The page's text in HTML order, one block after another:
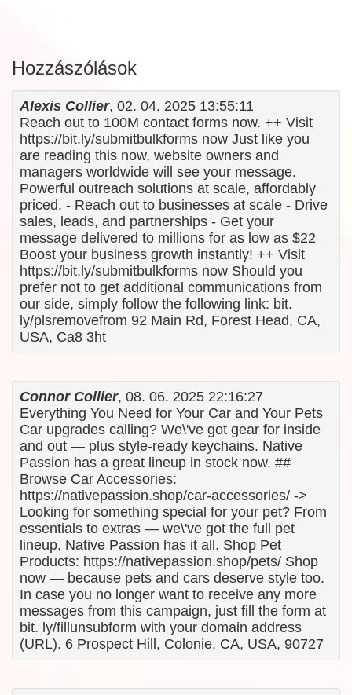
Hozzászólások
Alexis Collier, 02. 04. 2025 13:55:11
Reach out to 100M contact forms now. ++ Visit
https://bit.ly/submitbulkforms now Just like you
are reading this now, website owners and
managers worldwide will see your message.
Powerful outreach solutions at scale, affordably
priced. - Reach out to businesses at scale - Drive
sales, leads, and partnerships - Get your
message delivered to millions for as low as $22
Boost your business growth instantly! ++ Visit
https://bit.ly/submitbulkforms now Should you
prefer not to get additional communications from
our side, simply follow the following link: bit.
ly/plsremovefrom 92 Main Rd, Forest Head, CA,
USA, Ca8 3ht
Connor Collier, 08. 06. 2025 22:16:27
Everything You Need for Your Car and Your Pets
Car upgrades calling? We\'ve got gear for inside
and out — plus style-ready keychains. Native
Passion has a great lineup in stock now. ##
Browse Car Accessories:
https://nativepassion.shop/car-accessories/ ->
Looking for something special for your pet? From
essentials to extras — we\'ve got the full pet
lineup, Native Passion has it all. Shop Pet
Products: https://nativepassion.shop/pets/ Shop
now — because pets and cars deserve style too.
In case you no longer want to receive any more
messages from this campaign, just fill the form at
bit. ly/fillunsubform with your domain address
(URL). 6 Prospect Hill, Colonie, CA, USA, 90727